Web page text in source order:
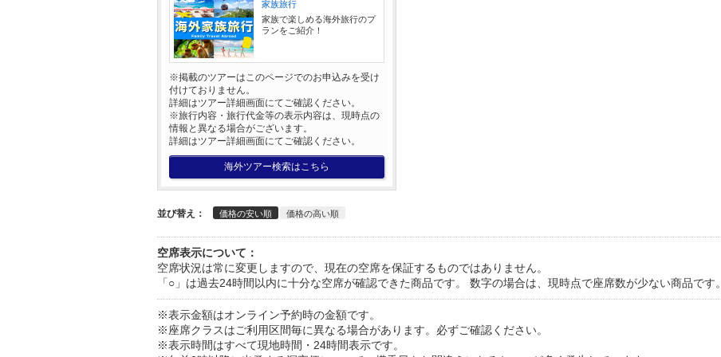
家族旅行
家族で楽しめる海外旅行のプ
ランをご紹介！
※掲載のツアーはこのページでのお申込みを受け
付けておりません。
詳細はツアー詳細画面にてご確認ください。
※旅行内容・旅行代金等の表示内容は、現時点の
情報と異なる場合がございます。
詳細はツアー詳細画面にてご確認ください。
海外ツアー検索はこちら
並び替え： 価格の安い順 価格の高い順
空席表示について：
空席状況は常に変更しますので、現在の空席を保証するものではありません。
「○」は過去24時間以内に十分な空席が確認できた商品です。 数字の場合は、現時点で座席数が少ない商品です。
※表示金額はオンライン予約時の金額です。
※座席クラスはご利用区間毎に異なる場合があります。必ずご確認ください。
※表示時間はすべて現地時間・24時間表示です。